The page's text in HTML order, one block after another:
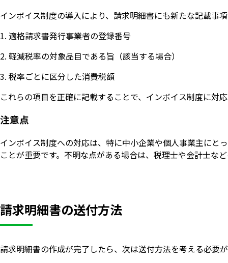
インボイス制度の導入により、請求明細書にも新たな記載事
適格請求書発行事業者の登録番号
軽減税率の対象品目である旨（該当する場合）
税率ごとに区分した消費税額
これらの項目を正確に記載することで、インボイス制度に対
注意点
インボイス制度への対応は、特に中小企業や個人事業主にと
ことが重要です。不明な点がある場合は、税理士や会計士な
請求明細書の送付方法
請求明細書の作成が完了したら、次は送付方法を考える必要